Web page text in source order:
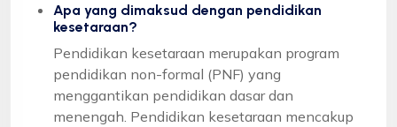
Apa yang dimaksud dengan pendidikan
kesetaraan?
Pendidikan kesetaraan merupakan program
pendidikan non-formal (PNF) yang
menggantikan pendidikan dasar dan
menengah. Pendidikan kesetaraan mencakup